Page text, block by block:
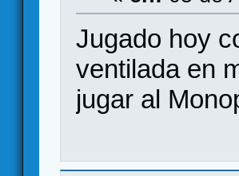
Jugado hoy
ventilada en
jugar al